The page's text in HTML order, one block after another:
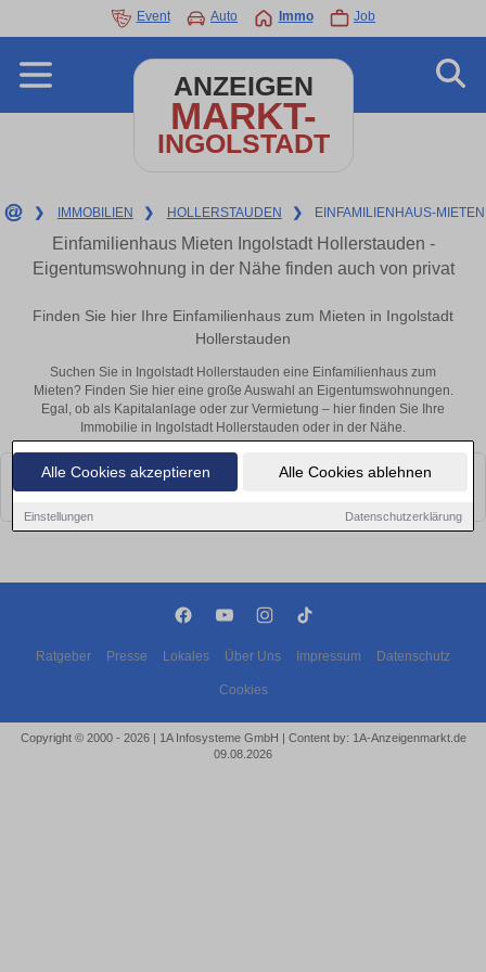
Alle Cookies akzeptieren Alle Cookies ablehnen
Einstellungen Datenschutzerklärung
Event Auto Immo Job
ANZEIGEN
MARKT-
INGOLSTADT
❯ IMMOBILIEN ❯ HOLLERSTAUDEN ❯ EINFAMILIENHAUS-MIETEN
Einfamilienhaus Mieten Ingolstadt Hollerstauden -
Eigentumswohnung in der Nähe finden auch von privat
Finden Sie hier Ihre Einfamilienhaus zum Mieten in Ingolstadt
Hollerstauden
Suchen Sie in Ingolstadt Hollerstauden eine Einfamilienhaus zum
Mieten? Finden Sie hier eine große Auswahl an Eigentumswohnungen.
Egal, ob als Kapitalanlage oder zur Vermietung – hier finden Sie Ihre
Immobilie in Ingolstadt Hollerstauden oder in der Nähe.
Leider konnten wir derzeit keine passenden Objekte finden. Schauen Sie
bald wieder vorbei!
Ratgeber Presse Lokales Über Uns Impressum Datenschutz
Cookies
Copyright © 2000 - 2026 | 1A Infosysteme GmbH | Content by: 1A-Anzeigenmarkt.de
09.08.2026